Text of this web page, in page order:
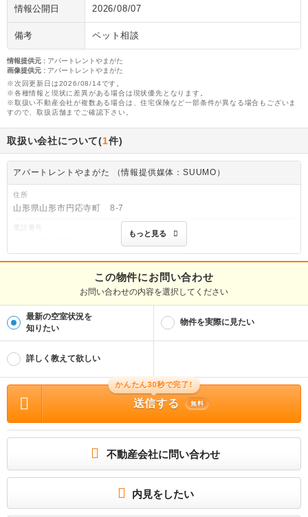
情報公開日 2026/08/07
備考 ペット相談
情報提供元 : アパートレントやまがた
画像提供元 : アパートレントやまがた
※次回更新日は2026/08/14です。
※各種情報と現状に差異がある場合は現状優先となります。
※取扱い不動産会社が複数ある場合は、住宅保険など一部条件が異なる場合もございま
すので、取扱店舗までご確認下さい。
取扱い会社について(1件)
アパートレントやまがた （情報提供媒体：SUUMO）
住所
山形県山形市円応寺町 8-7
電話番号
免許番号
山形県知事(1)第2794号
仲介
物件管理番号
100511169952
※お問い合わせの際には、担当者へ物件管理番号をお伝えください。
物件の所在地 : 山形県上山市長清水１ / 交通の利便 : ＪＲ奥羽本線/かみのやま温泉
駅 歩17分、ＪＲ奥羽本線/茂吉記念館前駅 歩53分、ＪＲ奥羽本線/羽前中山駅 歩82
分 / 面積 : 53.8m² / 築年月 : 新築(2026年06月) / 賃料 : 7.0万円 / 管理費又は共益
費等 : 4,000円 / 礼金等 : 無料 / 敷金 : 7.04万円、保証金等 : －、 償却、敷引 : －
/ 住宅総合保険等の損害保険料 : 要 / その他 : ペット相談 / 駐車場 : 有（敷地内) 敷
地内3960円
お部屋探しはアパートレント★お気軽にお問合せください♪
国道13号線へのアクセスに便利。閑静な住宅街で賃貸物件では希少なペット飼育可
インナーテラス、エアコン2台完備。
（公社）全日本不動産協会山形県本部会員
もっと見る
この物件にお問い合わせ
お問い合わせの内容を選択してください
最新の空室状況を
知りたい
物件を実際に見たい
詳しく教えて欲しい
かんたん30秒で完了!
送信する 無料
不動産会社に問い合わせ
内見をしたい